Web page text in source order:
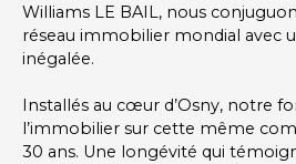
Williams LE BAIL, nous
réseau immobilier mondial avec
inégalée.
Installés au cœur d’Osny, notre
l’immobilier sur cette même
30 ans. Une longévité qui